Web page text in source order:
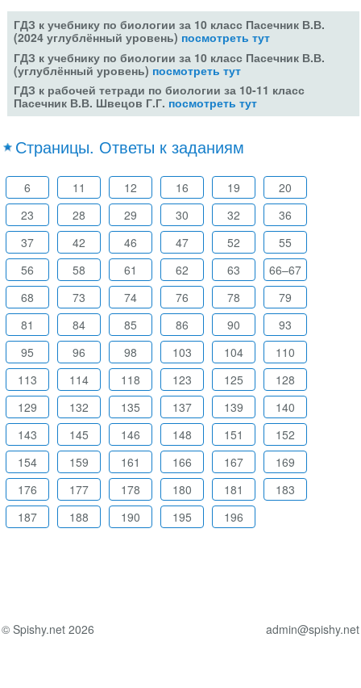
ГДЗ к учебнику по биологии за 10 класс Пасечник В.В.
(2024 углублённый уровень) посмотреть тут
ГДЗ к учебнику по биологии за 10 класс Пасечник В.В.
(углублённый уровень) посмотреть тут
ГДЗ к рабочей тетради по биологии за 10-11 класс
Пасечник В.В. Швецов Г.Г. посмотреть тут
Страницы. Ответы к заданиям
6 11 12 16 19
20
23
28 29 30 32
36
37
42 46 47 52
55
56
58 61 62 63
66–67
68
73 74 76 78
79
81
84 85 86 90
93
95
96 98 103 104
110
113
114 118 123 125
128
129
132 135 137 139
140
143
145 146 148 151
152
154
159 161 166 167
169
176
177 178 180 181
183
187
188 190 195 196
© Spishy.net 2026 admin@spishy.net